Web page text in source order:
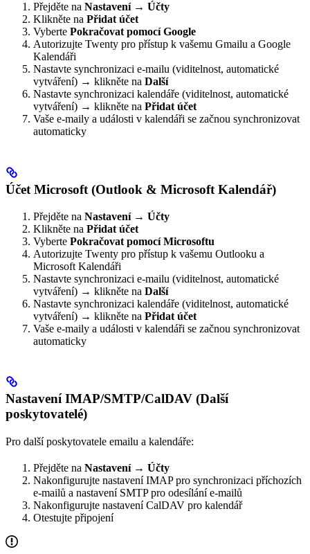
Přejděte na Nastavení → Účty
Klikněte na Přidat účet
Vyberte Pokračovat pomocí Google
Autorizujte Twenty pro přístup k vašemu Gmailu a Google
Kalendáři
Nastavte synchronizaci e-mailu (viditelnost, automatické
vytváření) → klikněte na Další
Nastavte synchronizaci kalendáře (viditelnost, automatické
vytváření) → klikněte na Přidat účet
Vaše e-maily a události v kalendáři se začnou synchronizovat
automaticky
Účet Microsoft (Outlook & Microsoft Kalendář)
Přejděte na Nastavení → Účty
Klikněte na Přidat účet
Vyberte Pokračovat pomocí Microsoftu
Autorizujte Twenty pro přístup k vašemu Outlooku a
Microsoft Kalendáři
Nastavte synchronizaci e-mailu (viditelnost, automatické
vytváření) → klikněte na Další
Nastavte synchronizaci kalendáře (viditelnost, automatické
vytváření) → klikněte na Přidat účet
Vaše e-maily a události v kalendáři se začnou synchronizovat
automaticky
Nastavení IMAP/SMTP/CalDAV (Další
poskytovatelé)
Pro další poskytovatele emailu a kalendáře:
Přejděte na Nastavení → Účty
Nakonfigurujte nastavení IMAP pro synchronizaci příchozích
e-mailů a nastavení SMTP pro odesílání e-mailů
Nakonfigurujte nastavení CalDAV pro kalendář
Otestujte připojení